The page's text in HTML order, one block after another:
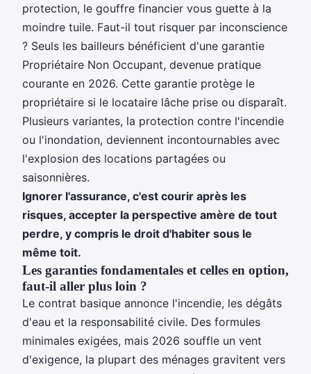
protection, le gouffre financier vous guette à la
moindre tuile. Faut-il tout risquer par inconscience
? Seuls les bailleurs bénéficient d'une garantie
Propriétaire Non Occupant, devenue pratique
courante en 2026. Cette garantie protège le
propriétaire si le locataire lâche prise ou disparaît.
Plusieurs variantes, la protection contre l'incendie
ou l'inondation, deviennent incontournables avec
l'explosion des locations partagées ou
saisonnières.
Ignorer l'assurance, c'est courir après les
risques, accepter la perspective amère de tout
perdre, y compris le droit d'habiter sous le
même toit.
Les garanties fondamentales et celles en option,
faut-il aller plus loin ?
Le contrat basique annonce l'incendie, les dégâts
d'eau et la responsabilité civile. Des formules
minimales exigées, mais 2026 souffle un vent
d'exigence, la plupart des ménages gravitent vers